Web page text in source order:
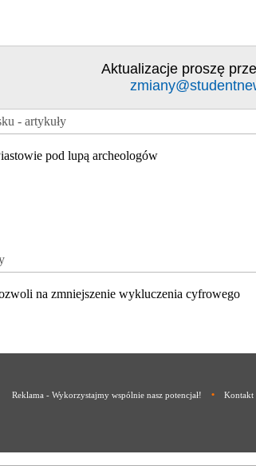
Aktualizacje proszę
- artykuły
pod lupą archeologów
na zmniejszenie wykluczenia cyfrowego
Reklama - Wykorzystajmy wspólnie nasz potencjał! • Kontakt